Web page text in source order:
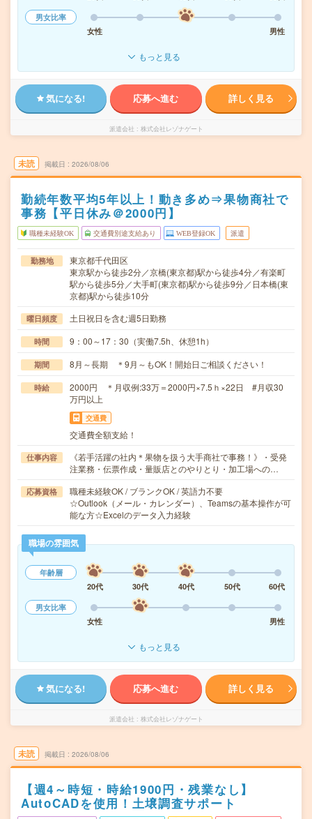
男女比率
女性
男性
もっと見る
気になる! 応募へ進む 詳しく見る
派遣会社 株式会社レゾナゲート
未読 掲載日 2026/08/06
勤続年数平均5年以上！動き多め⇒果物商社で
事務【平日休み＠2000円】
職種未経験OK 交通費別途支給あり WEB登録OK 派遣
勤務地
東京都千代田区
東京駅から徒歩2分／京橋(東京都)駅から徒歩4分／有楽町
駅から徒歩5分／大手町(東京都)駅から徒歩9分／日本橋(東
京都)駅から徒歩10分
曜日頻度 土日祝日を含む週5日勤務
時間 9：00～17：30（実働7.5h、休憩1h）
期間 8月～長期 ＊9月～もOK！開始日ご相談ください！
時給
2000円 ＊月収例:33万＝2000円×7.5ｈ×22日 #月収30
万円以上
交通費
交通費全額支給！
仕事内容
《若手活躍の社内＊果物を扱う大手商社で事務！》・受発
注業務・伝票作成・量販店とのやりとり・加工場への…
応募資格
職種未経験OK / ブランクOK / 英語力不要
☆Outlook（メール・カレンダー）、Teamsの基本操作が可
能な方☆Excelのデータ入力経験
職場の雰囲気
年齢層
20代
30代 40代 50代
60代
男女比率
女性
男性
もっと見る
気になる! 応募へ進む 詳しく見る
派遣会社 株式会社レゾナゲート
未読 掲載日 2026/08/06
【週4～時短・時給1900円・残業なし】
AutoCADを使用！土壌調査サポート